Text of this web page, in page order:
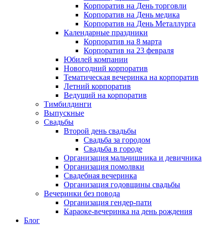
Корпоратив на День торговли
Корпоратив на День медика
Корпоратив на День Металлурга
Календарные праздники
Корпоратив на 8 марта
Корпоратив на 23 февраля
Юбилей компании
Новогодний корпоратив
Тематическая вечеринка на корпоратив
Летний корпоратив
Ведущий на корпоратив
Тимбилдинги
Выпускные
Свадьбы
Второй день свадьбы
Свадьба за городом
Свадьба в городе
Организация мальчишника и девичника
Организация помолвки
Свадебная вечеринка
Организация годовщины свадьбы
Вечеринки без повода
Организация гендер-пати
Караоке-вечеринка на день рождения
Блог